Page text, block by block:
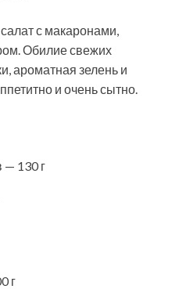
с макаронами,
Обилие свежих
ароматная зелень и
и очень сытно.
— 130 г
г